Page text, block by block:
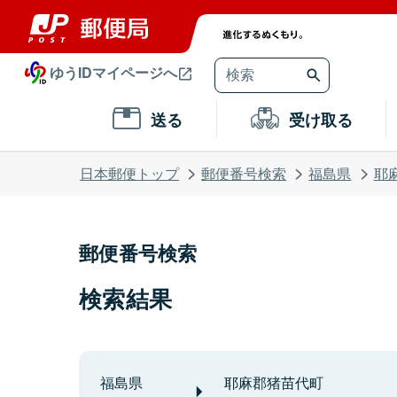
ゆうIDマイページへ
送る 受け取る
日本郵便トップ 郵便番号検索 福島県 耶
郵便番号検索
検索結果
福島県 耶麻郡猪苗代町